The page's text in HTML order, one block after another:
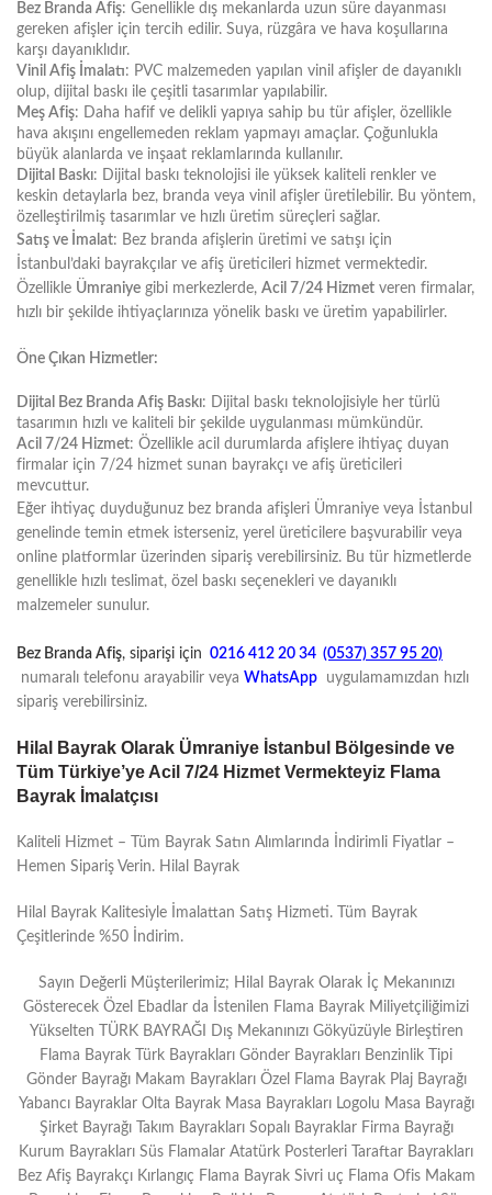
Bez Branda Afiş: Genellikle dış mekanlarda uzun süre dayanması
gereken afişler için tercih edilir. Suya, rüzgâra ve hava koşullarına
karşı dayanıklıdır.
Vinil Afiş İmalatı: PVC malzemeden yapılan vinil afişler de dayanıklı
olup, dijital baskı ile çeşitli tasarımlar yapılabilir.
Meş Afiş: Daha hafif ve delikli yapıya sahip bu tür afişler, özellikle
hava akışını engellemeden reklam yapmayı amaçlar. Çoğunlukla
büyük alanlarda ve inşaat reklamlarında kullanılır.
Dijital Baskı: Dijital baskı teknolojisi ile yüksek kaliteli renkler ve
keskin detaylarla bez, branda veya vinil afişler üretilebilir. Bu yöntem,
özelleştirilmiş tasarımlar ve hızlı üretim süreçleri sağlar.
Satış ve İmalat: Bez branda afişlerin üretimi ve satışı için
İstanbul’daki bayrakçılar ve afiş üreticileri hizmet vermektedir.
Özellikle Ümraniye gibi merkezlerde, Acil 7/24 Hizmet veren firmalar,
hızlı bir şekilde ihtiyaçlarınıza yönelik baskı ve üretim yapabilirler.
Öne Çıkan Hizmetler:
Dijital Bez Branda Afiş Baskı: Dijital baskı teknolojisiyle her türlü
tasarımın hızlı ve kaliteli bir şekilde uygulanması mümkündür.
Acil 7/24 Hizmet: Özellikle acil durumlarda afişlere ihtiyaç duyan
firmalar için 7/24 hizmet sunan bayrakçı ve afiş üreticileri
mevcuttur.
Eğer ihtiyaç duyduğunuz bez branda afişleri Ümraniye veya İstanbul
genelinde temin etmek isterseniz, yerel üreticilere başvurabilir veya
online platformlar üzerinden sipariş verebilirsiniz. Bu tür hizmetlerde
genellikle hızlı teslimat, özel baskı seçenekleri ve dayanıklı
malzemeler sunulur.
Bez Branda Afiş, siparişi için 0216 412 20 34 (0537) 357 95 20)
numaralı telefonu arayabilir veya WhatsApp uygulamamızdan hızlı
sipariş verebilirsiniz.
Hilal Bayrak Olarak Ümraniye İstanbul Bölgesinde ve
Tüm Türkiye’ye Acil 7/24 Hizmet Vermekteyiz Flama
Bayrak İmalatçısı
Kaliteli Hizmet – Tüm Bayrak Satın Alımlarında İndirimli Fiyatlar –
Hemen Sipariş Verin. Hilal Bayrak
Hilal Bayrak Kalitesiyle İmalattan Satış Hizmeti. Tüm Bayrak
Çeşitlerinde %50 İndirim.
Sayın Değerli Müşterilerimiz; Hilal Bayrak Olarak İç Mekanınızı
Gösterecek Özel Ebadlar da İstenilen Flama Bayrak Miliyetçiliğimizi
Yükselten TÜRK BAYRAĞI Dış Mekanınızı Gökyüzüyle Birleştiren
Flama Bayrak Türk Bayrakları Gönder Bayrakları Benzinlik Tipi
Gönder Bayrağı Makam Bayrakları Özel Flama Bayrak Plaj Bayrağı
Yabancı Bayraklar Olta Bayrak Masa Bayrakları Logolu Masa Bayrağı
Şirket Bayrağı Takım Bayrakları Sopalı Bayraklar Firma Bayrağı
Kurum Bayrakları Süs Flamalar Atatürk Posterleri Taraftar Bayrakları
Bez Afiş Bayrakçı Kırlangıç Flama Bayrak Sivri uç Flama Ofis Makam